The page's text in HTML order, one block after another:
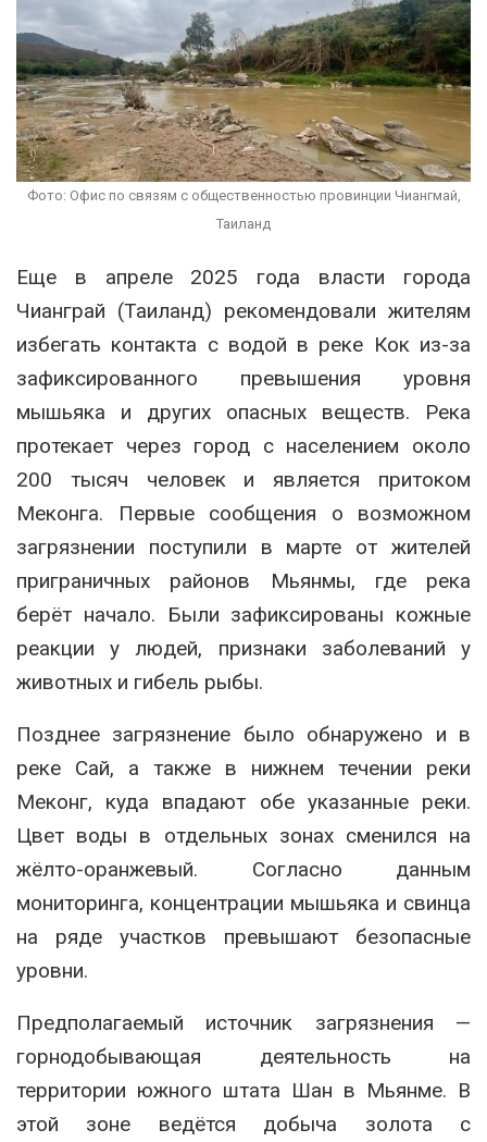
Фото: Офис по связям с общественностью провинции Чиангмай,
Таиланд
Еще в апреле 2025 года власти города
Чианграй (Таиланд) рекомендовали жителям
избегать контакта с водой в реке Кок из-за
зафиксированного превышения уровня
мышьяка и других опасных веществ. Река
протекает через город с населением около
200 тысяч человек и является притоком
Меконга. Первые сообщения о возможном
загрязнении поступили в марте от жителей
приграничных районов Мьянмы, где река
берёт начало. Были зафиксированы кожные
реакции у людей, признаки заболеваний у
животных и гибель рыбы.
Позднее загрязнение было обнаружено и в
реке Сай, а также в нижнем течении реки
Меконг, куда впадают обе указанные реки.
Цвет воды в отдельных зонах сменился на
жёлто-оранжевый. Согласно данным
мониторинга, концентрации мышьяка и свинца
на ряде участков превышают безопасные
уровни.
Предполагаемый источник загрязнения —
горнодобывающая деятельность на
территории южного штата Шан в Мьянме. В
этой зоне ведётся добыча золота с